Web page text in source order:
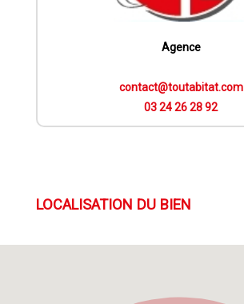
Agence
contact@toutabitat.com
03 24 26 28 92
LOCALISATION DU BIEN